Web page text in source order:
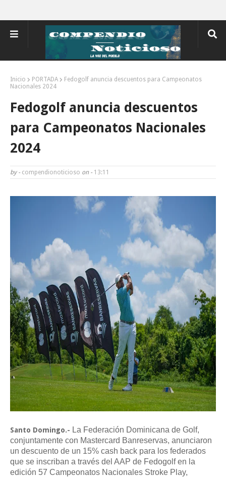
Inicio PORTADA
Fedogolf anuncia descuentos para Campeonatos
Nacionales 2024
Fedogolf anuncia descuentos
para Campeonatos Nacionales
2024
by - compendionoticioso on - 13:11
Santo Domingo.- La Federación Dominicana de Golf,
conjuntamente con Mastercard Banreservas, anunciaron
un descuento de un 15% cash back para los federados
que se inscriban a través del AAP de Fedogolf en la
edición 57 Campeonatos Nacionales Stroke Play,